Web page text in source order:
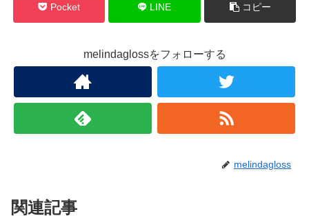
Pocket LINE コピー
melindaglossをフォローする
melindagloss
関連記事